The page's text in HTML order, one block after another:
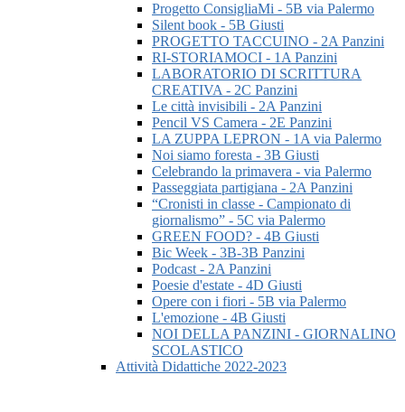
Progetto ConsigliaMi - 5B via Palermo
Silent book - 5B Giusti
PROGETTO TACCUINO - 2A Panzini
RI-STORIAMOCI - 1A Panzini
LABORATORIO DI SCRITTURA
CREATIVA - 2C Panzini
Le città invisibili - 2A Panzini
Pencil VS Camera - 2E Panzini
LA ZUPPA LEPRON - 1A via Palermo
Noi siamo foresta - 3B Giusti
Celebrando la primavera - via Palermo
Passeggiata partigiana - 2A Panzini
“Cronisti in classe - Campionato di
giornalismo” - 5C via Palermo
GREEN FOOD? - 4B Giusti
Bic Week - 3B-3B Panzini
Podcast - 2A Panzini
Poesie d'estate - 4D Giusti
Opere con i fiori - 5B via Palermo
L'emozione - 4B Giusti
NOI DELLA PANZINI - GIORNALINO
SCOLASTICO
Attività Didattiche 2022-2023